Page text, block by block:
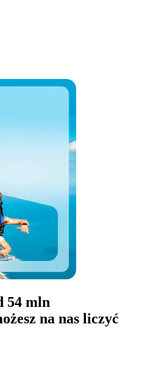
54 mln
na nas liczyć